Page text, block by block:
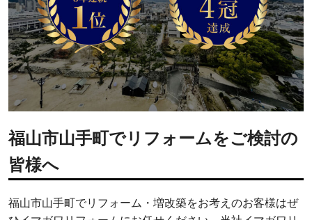
福山市山手町でリフォームをご検討の
皆様へ
福山市山手町でリフォーム・増改築をお考えのお客様はぜ